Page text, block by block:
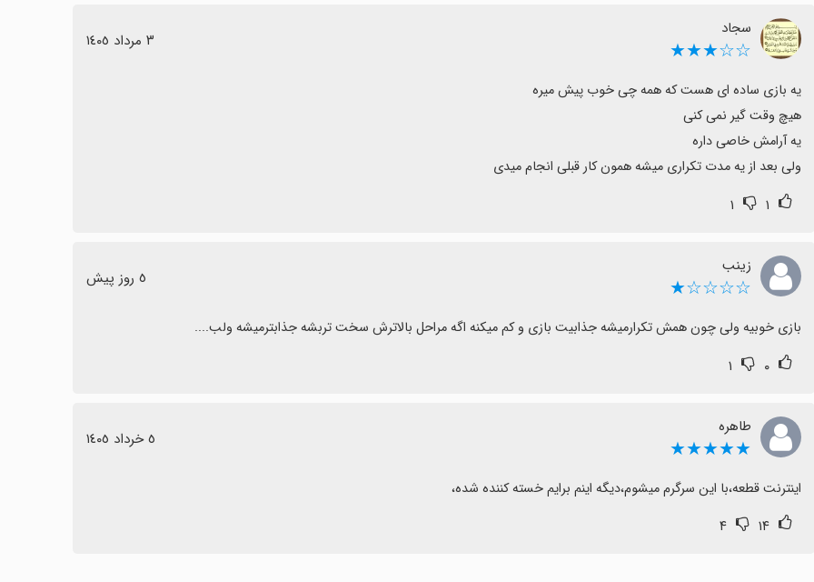
سجاد
☆☆★★★ ٣ مرداد ١٤٠٥
ولی بعد از یه مدت تکراری میشه همون کار قبلی انجام میدی
۱ ۱
زینب
☆☆☆☆★ ٥ روز پیش
بازی خوبیه ولی چون همش تکرارمیشه جذابیت بازی و کم میکنه اگه مراحل بالاترش سخت تربشه جذابترمیشه ولب....
۰ ۱
طاهره
★★★★★ ٥ خرداد ١٤٠٥
اینترنت قطعه،با این سرگرم میشوم،دیگه اینم برایم خسته کننده شده،
۱۴ ۴